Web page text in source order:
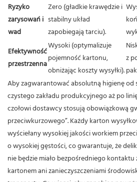
Ryzyko
zarysowań i
wad
Zero (gładkie krawędzie i
stabilny układ
zapobiegają tarciu).
Efektywność
przestrzenna
Wysoki (optymalizuje
pojemność kartonu,
obniżając koszty wysyłki).
z
Aby zagwarantować absolutną higienę od
czystego zakładu produkcyjnego aż po
czołowi dostawcy stosują obowiązkową
przeciwkurzowego”. Każdy karton
wyściełany wysokiej jakości workiem
o wysokiej gęstości, co gwarantuje, że
nie będzie miało bezpośredniego
kartonem ani zanieczyszczeniami